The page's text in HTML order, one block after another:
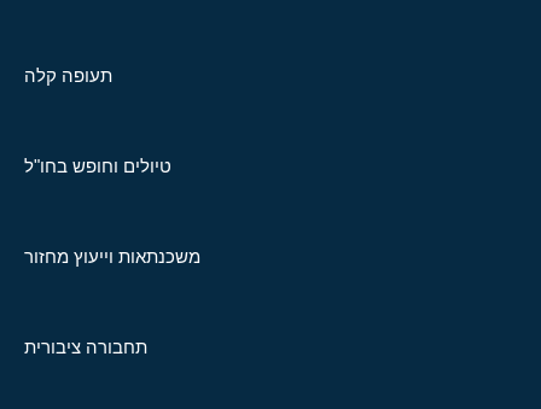
תעופה קלה
טיולים וחופש בחו"ל
משכנתאות וייעוץ מחזור
תחבורה ציבורית